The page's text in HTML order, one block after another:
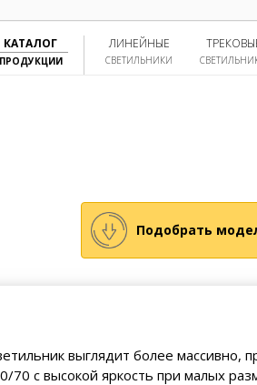
ЛИНЕЙНЫЕ
СВЕТИЛЬНИКИ
КАТАЛОГ
ПРОДУКЦИИ
Подобрать
выглядит более массивно,
70 с высокой яркость при малых